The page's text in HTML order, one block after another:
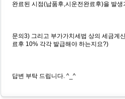
완료된 시점(납품후,시운전완료후)을 발
문의3) 그리고 부가가치세법 상의 세금계
료후 10% 각각 발급해야 하는지요?)
답변 부탁 드립니다. ^_^